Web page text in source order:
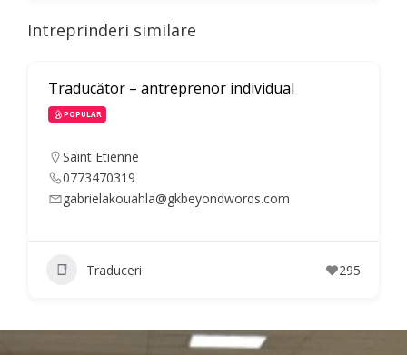
Intreprinderi similare
Traducător – antreprenor individual
POPULAR
Saint Etienne
0773470319
gabrielakouahla@gkbeyondwords.com
Traduceri 295